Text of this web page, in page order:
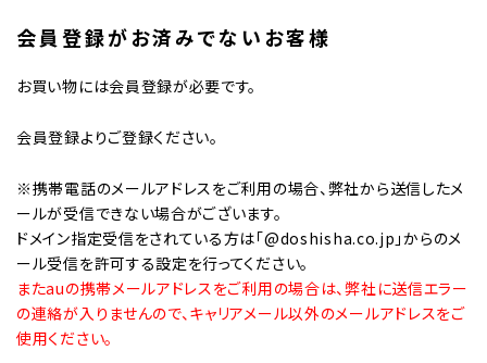
会員登録がお済みでないお客様
お買い物には会員登録が必要です。
会員登録よりご登録ください。
※携帯電話のメールアドレスをご利用の場合、弊社から送信したメ
ールが受信できない場合がございます。
ドメイン指定受信をされている方は「@doshisha.co.jp」からのメ
ール受信を許可する設定を行ってください。
またauの携帯メールアドレスをご利用の場合は、弊社に送信エラー
の連絡が入りませんので、キャリアメール以外のメールアドレスをご
使用ください。